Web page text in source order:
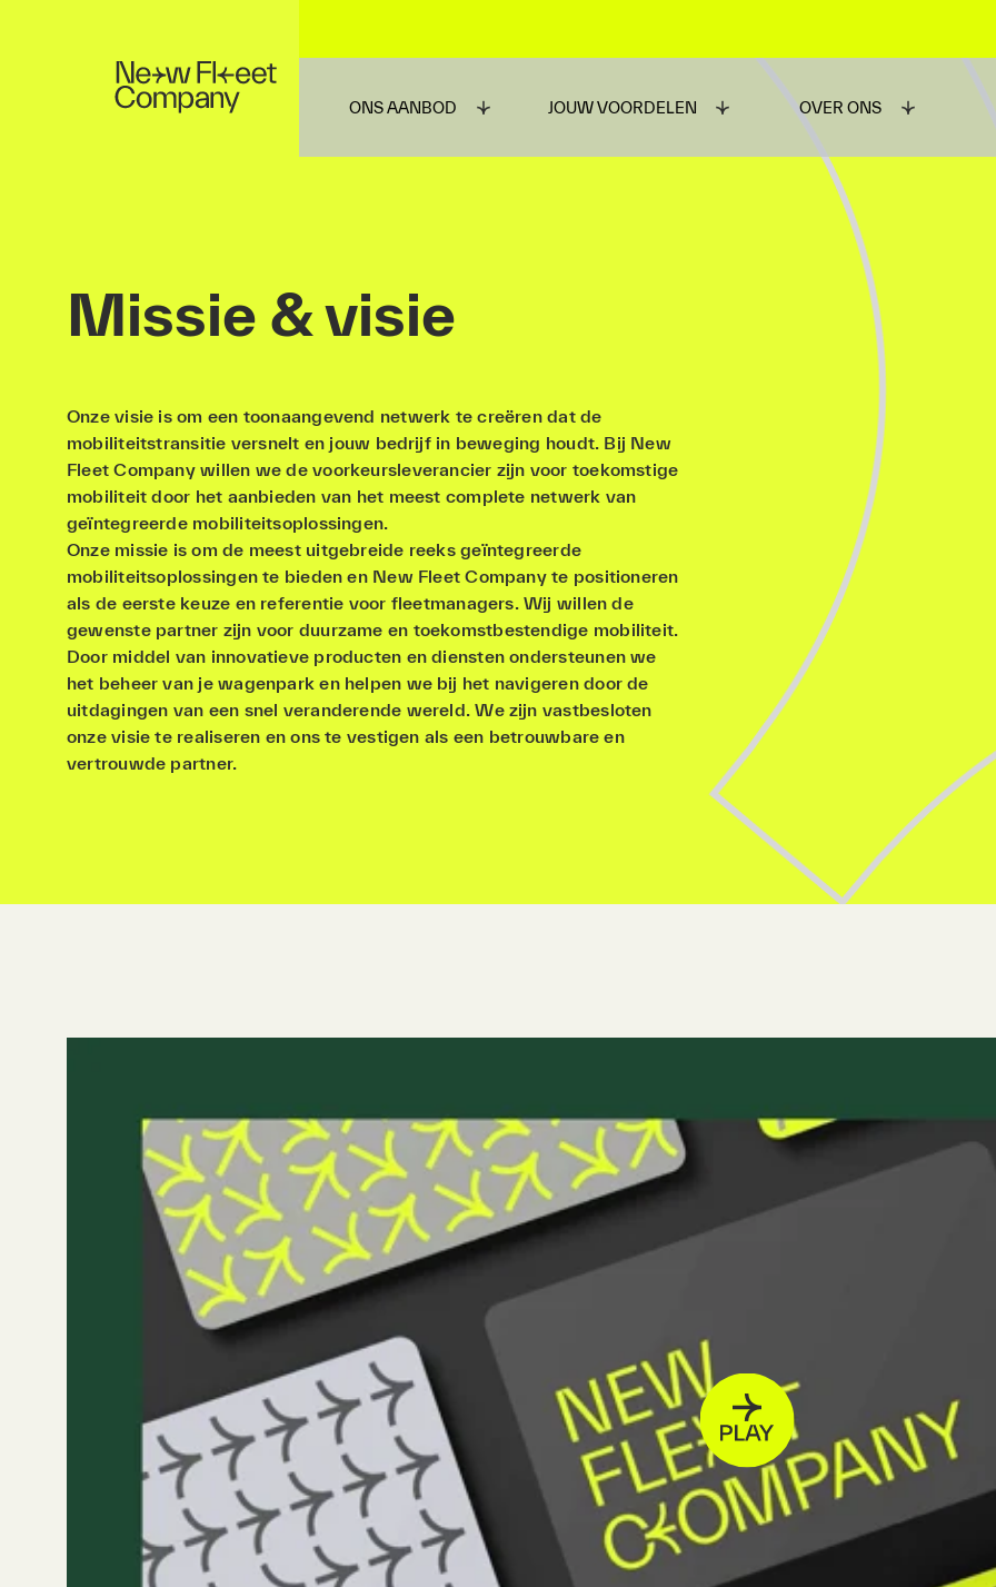
ONS AANBOD JOUW VOORDELEN OVER ONS
Missie & visie
Onze visie is om een toonaangevend netwerk te creëren dat de
mobiliteitstransitie versnelt en jouw bedrijf in beweging houdt. Bij New
Fleet Company willen we de voorkeursleverancier zijn voor toekomstige
mobiliteit door het aanbieden van het meest complete netwerk van
geïntegreerde mobiliteitsoplossingen.
Onze missie is om de meest uitgebreide reeks geïntegreerde
mobiliteitsoplossingen te bieden en New Fleet Company te positioneren
als de eerste keuze en referentie voor fleetmanagers. Wij willen de
gewenste partner zijn voor duurzame en toekomstbestendige mobiliteit.
Door middel van innovatieve producten en diensten ondersteunen we
het beheer van je wagenpark en helpen we bij het navigeren door de
uitdagingen van een snel veranderende wereld. We zijn vastbesloten
onze visie te realiseren en ons te vestigen als een betrouwbare en
vertrouwde partner.